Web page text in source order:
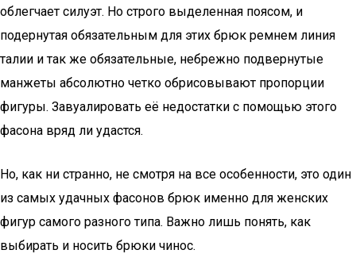
облегчает силуэт. Но строго выделенная поясом, и
подернутая обязательным для этих брюк ремнем линия
талии и так же обязательные, небрежно подвернутые
манжеты абсолютно четко обрисовывают пропорции
фигуры. Завуалировать её недостатки с помощью этого
фасона вряд ли удастся.
Но, как ни странно, не смотря на все особенности, это один
из самых удачных фасонов брюк именно для женских
фигур самого разного типа. Важно лишь понять, как
выбирать и носить брюки чинос.